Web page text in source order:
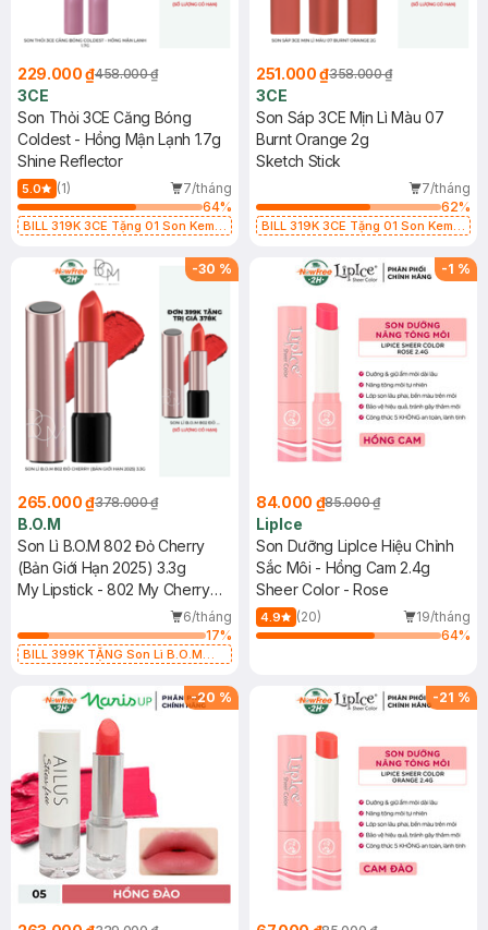
229.000 ₫458.000 ₫
3CE
Son Thỏi 3CE Căng Bóng
Coldest - Hồng Mận Lạnh 1.7g
Shine Reflector
5.0 (1)
7/tháng
64%
BILL 319K 3CE Tặng 01 Son Kem
1.5g (SL có hạn)
251.000 ₫358.000 ₫
3CE
Son Sáp 3CE Mịn Lì Màu 07
Burnt Orange 2g
Sketch Stick
7/tháng
62%
BILL 319K 3CE Tặng 01 Son Kem
1.5g (SL có hạn)
-30 %
265.000 ₫378.000 ₫
B.O.M
Son Lì B.O.M 802 Đỏ Cherry
(Bản Giới Hạn 2025) 3.3g
My Lipstick - 802 My Cherry
Red (Limited Edition 2025)6/tháng
17%
BILL 399K TẶNG Son Lì B.O.M
(SL có hạn)
-1 %
84.000 ₫85.000 ₫
LipIce
Son Dưỡng LipIce Hiệu Chỉnh
Sắc Môi - Hồng Cam 2.4g
Sheer Color - Rose
4.9 (20)
19/tháng
64%
-20 % -21 %